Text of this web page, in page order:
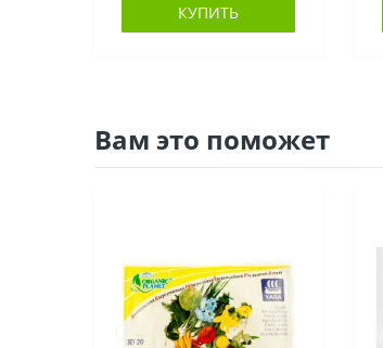
КУПИТЬ
Вам это поможет